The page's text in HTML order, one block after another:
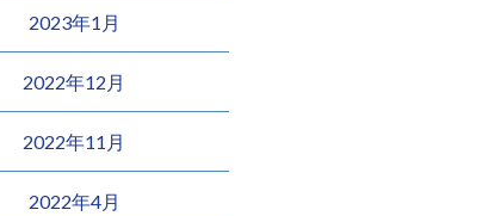
2023年1月
2022年12月
2022年11月
2022年4月